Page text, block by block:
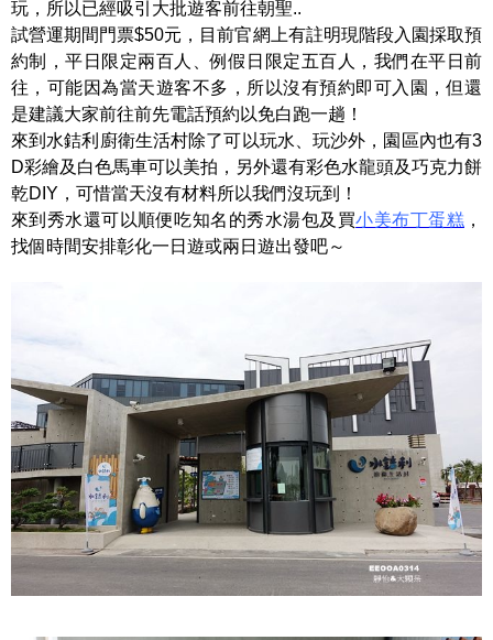
玩，所以已經吸引大批遊客前往朝聖..
試營運期間門票$50元，目前官網上有註明現階段入園採取預
約制，平日限定兩百人、例假日限定五百人，我們在平日前
往，可能因為當天遊客不多，所以沒有預約即可入園，但還
是建議大家前往前先電話預約以免白跑一趟！
來到水銡利廚衛生活村除了可以玩水、玩沙外，園區內也有3
D彩繪及白色馬車可以美拍，另外還有彩色水龍頭及巧克力餅
乾DIY，可惜當天沒有材料所以我們沒玩到！
來到秀水還可以順便吃知名的秀水湯包及買小美布丁蛋糕 ，
找個時間安排彰化一日遊或兩日遊出發吧～